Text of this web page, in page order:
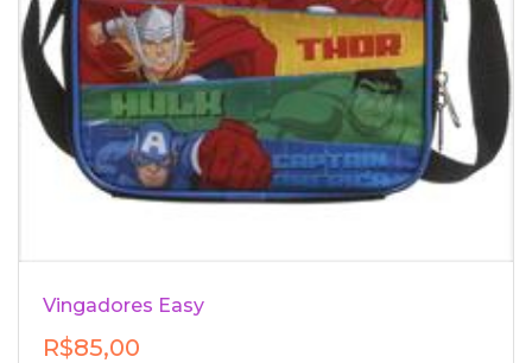
Vingadores Easy
R$85,00